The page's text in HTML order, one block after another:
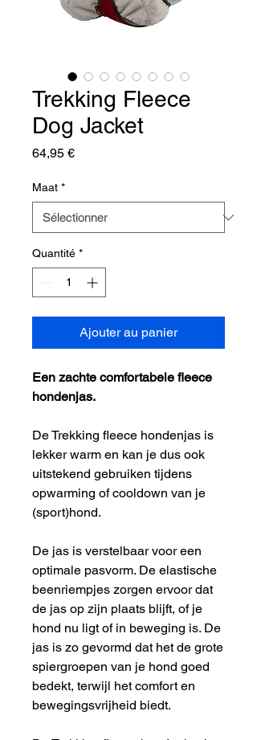
Trekking Fleece
Dog Jacket
64,95 €Prix
Maat *
Quantité *
Ajouter au panier
Een zachte comfortabele fleece
hondenjas.
De Trekking fleece hondenjas is
lekker warm en kan je dus ook
uitstekend gebruiken tijdens
opwarming of cooldown van je
(sport)hond.
De jas is verstelbaar voor een
optimale pasvorm. De elastische
beenriempjes zorgen ervoor dat
de jas op zijn plaats blijft, of je
hond nu ligt of in beweging is. De
jas is zo gevormd dat het de grote
spiergroepen van je hond goed
bedekt, terwijl het comfort en
bewegingsvrijheid biedt.